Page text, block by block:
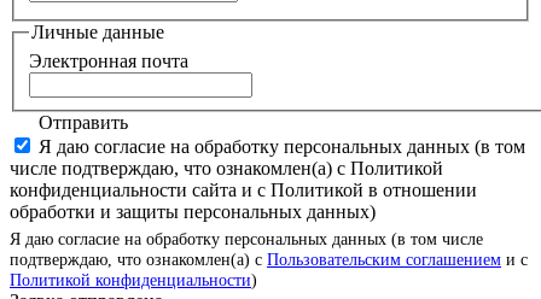
Личные данные
Электронная почта
Отправить
Я даю согласие на обработку персональных данных (в том
числе подтверждаю, что ознакомлен(а) с Политикой
конфиденциальности сайта и с Политикой в отношении
обработки и защиты персональных данных)
Я даю согласие на обработку персональных данных (в том числе
подтверждаю, что ознакомлен(а) с Пользовательским соглашением и с
Политикой конфиденциальности)